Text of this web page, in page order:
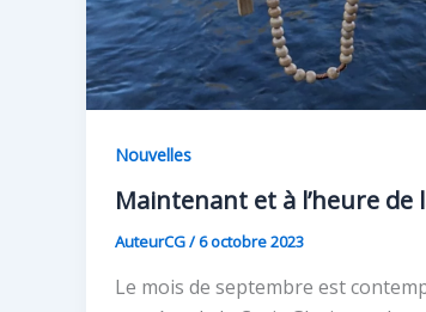
Nouvelles
Maintenant et à l’heure de
AuteurCG/6 octobre 2023
Le mois de septembre est